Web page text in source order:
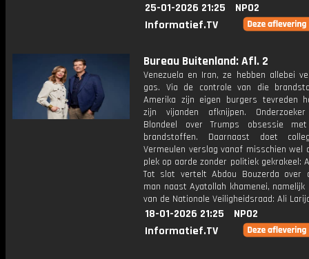
25-01-2026 21:25
NPO2
Informatief.TV
Bureau Buitenland: Afl. 2
Venezuela en Iran, ze hebben allebei
gas. Via de controle van die
Amerika zijn eigen burgers tevreden
zijn vijanden afknijpen.
Blondeel over Trumps obsessie
brandstoffen. Daarnaast doet
Vermeulen verslag vanaf misschien wel
plek op aarde zonder politiek gekrakeel:
Tot slot vertelt Abdou Bouzerda over
man naast Ayatollah khamenei,
van de Nationale Veiligheidsraad: Ali
18-01-2026 21:25
NPO2
Informatief.TV